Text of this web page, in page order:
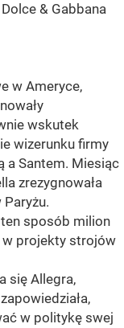
& Gabbana
w Ameryce,
wskutek
wizerunku firmy
a Santem. Miesiąc
zrezygnowała
ten sposób milion
w projekty strojów
się Allegra,
w politykę swej